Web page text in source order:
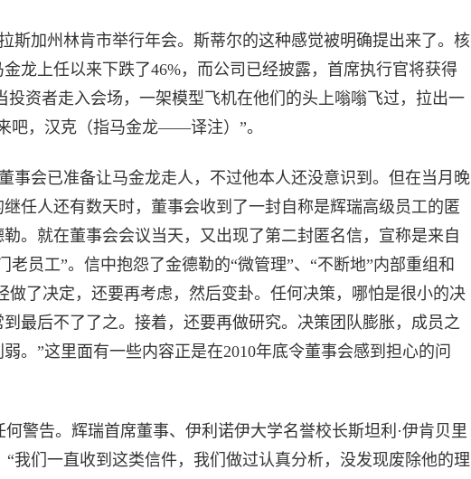
斯加州林肯市举行年会。斯蒂尔的这种感觉被明确提出来了。核
龙上任以来下跌了46%，而公司已经披露，首席执行官将获得
投资者走入会场，一架模型飞机在他们的头上嗡嗡飞过，拉出一
吧，汉克（指马金龙——译注）”。
事会已准备让马金龙走人，不过他本人还没意识到。但在当月晚
任人还有数天时，董事会收到了一封自称是辉瑞高级员工的匿
。就在董事会会议当天，又出现了第二封匿名信，宣称是来自
老员工”。信中抱怨了金德勒的“微管理”、“不断地”内部重组和
做了决定，还要再考虑，然后变卦。任何决策，哪怕是很小的决
最后不了了之。接着，还要再做研究。决策团队膨胀，成员之
。”这里面有一些内容正是在2010年底令董事会感到担心的问
警告。辉瑞首席董事、伊利诺伊大学名誉校长斯坦利·伊肯贝里
“我们一直收到这类信件，我们做过认真分析，没发现废除他的理